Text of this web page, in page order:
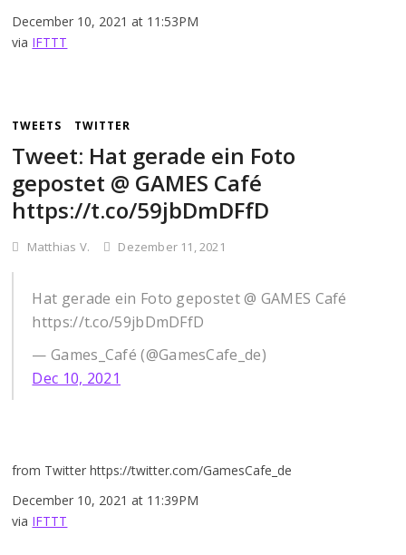
December 10, 2021 at 11:53PM
via IFTTT
TWEETS TWITTER
Tweet: Hat gerade ein Foto
gepostet @ GAMES Café
https://t.co/59jbDmDFfD
Matthias V. Dezember 11, 2021
Hat gerade ein Foto gepostet @ GAMES Café
https://t.co/59jbDmDFfD
— Games_Café (@GamesCafe_de)
Dec 10, 2021
from Twitter https://twitter.com/GamesCafe_de
December 10, 2021 at 11:39PM
via IFTTT